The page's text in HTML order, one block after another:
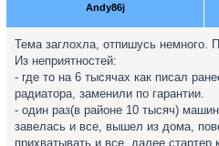
Andy86j
Тема заглохла, отпишусь немного.
Из неприятностей:
- где то на 6 тысячах как писал
радиатора, заменили по гарантии.
- один раз(в районе 10 тысяч)
завелась и все, вышел из дома,
прихватывать и все, далее стартер